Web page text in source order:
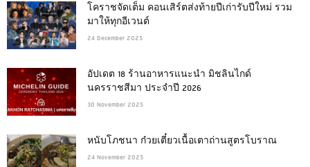
โคราชจัดเต็ม คอนเสิร์ตส่งท้ายปีเก่ารับปีใหม่ รวม
มาให้ทุกอีเวนต์
24 December 2025
อัปเดต 18 ร้านอาหารแนะนำ มิชลินไกด์
นครราชสีมา ประจำปี 2026
30 November 2025
หนับโภชนา ก๋วยเตี๋ยวเนื้อเตาถ่านสูตรโบราณ
24 November 2025